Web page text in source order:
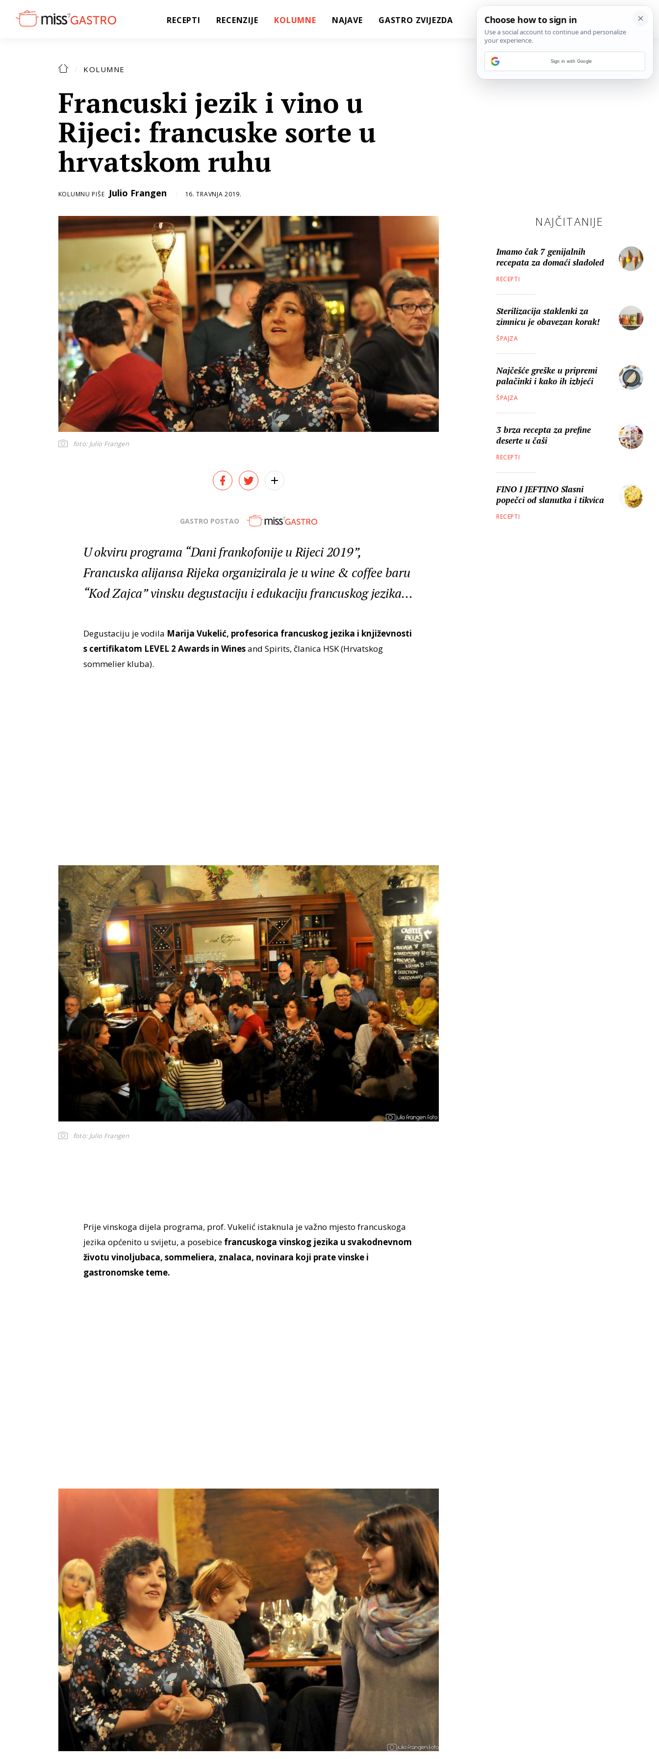
RECEPTI RECENZIJE KOLUMNE NAJAVE GASTRO ZVIJEZDA
KOLUMNE
Francuski jezik i vino u
Rijeci: francuske sorte u
hrvatskom ruhu
KOLUMNU PIŠE Julio Frangen 16. TRAVNJA 2019.
foto: Julio Frangen
GASTRO POSTAO
U okviru programa “Dani frankofonije u Rijeci 2019”,
Francuska alijansa Rijeka organizirala je u wine & coffee baru
“Kod Zajca” vinsku degustaciju i edukaciju francuskog jezika...
Degustaciju je vodila Marija Vukelić, profesorica francuskog jezika i književnosti
s certifikatom LEVEL 2 Awards in Winesand Spirits, članica HSK (Hrvatskog
sommelier kluba).
foto: Julio Frangen
Prije vinskoga dijela programa, prof. Vukelić istaknula je važno mjesto francuskoga
jezika općenito u svijetu, a posebice francuskoga vinskog jezika u svakodnevnom
životu vinoljubaca, sommeliera, znalaca, novinara koji prate vinske i
gastronomske teme.
NAJČITANIJE
Imamo čak 7 genijalnih
recepata za domaći sladoled
RECEPTI
Sterilizacija staklenki za
zimnicu je obavezan korak!
ŠPAJZA
Najčešće greške u pripremi
palačinki i kako ih izbjeći
ŠPAJZA
3 brza recepta za prefine
deserte u čaši
RECEPTI
FINO I JEFTINO Slasni
popečci od slanutka i tikvica
RECEPTI
Sign in with Google